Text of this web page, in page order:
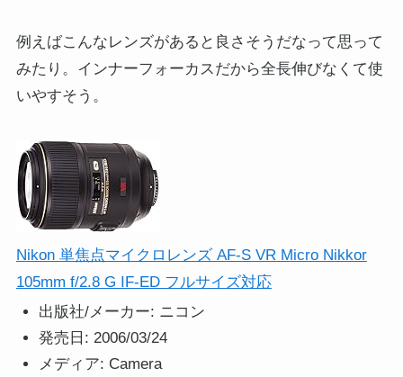
例えばこんなレンズがあると良さそうだなって思って
みたり。インナーフォーカスだから全長伸びなくて使
いやすそう。
Nikon 単焦点マイクロレンズ AF-S VR Micro Nikkor
105mm f/2.8 G IF-ED フルサイズ対応
出版社/メーカー: ニコン
発売日: 2006/03/24
メディア: Camera